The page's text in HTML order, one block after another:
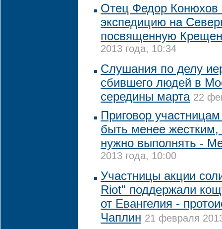
Отец Федор Конюхов
экспедицию на
посвященную
2013 года, 10:34
Слушания по делу
сбившего людей в
середины марта 22
Приговор
быть менее
нужно выполнять -
2013 года, 10:00
Участницы акции
Riot" поддержали
от Евангелия -
Чаплин 21 февраля